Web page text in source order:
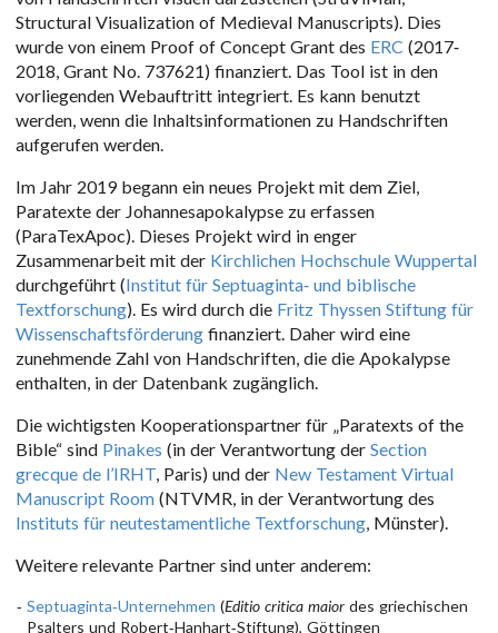
Structural Visualization of Medieval Manuscripts). Dies
wurde von einem Proof of Concept Grant des ERC (2017-
2018, Grant No. 737621) finanziert. Das Tool ist in den
vorliegenden Webauftritt integriert. Es kann benutzt
werden, wenn die Inhaltsinformationen zu Handschriften
aufgerufen werden.
Im Jahr 2019 begann ein neues Projekt mit dem Ziel,
Paratexte der Johannesapokalypse zu erfassen
(ParaTexApoc). Dieses Projekt wird in enger
Zusammenarbeit mit der Kirchlichen Hochschule Wuppertal
durchgeführt (Institut für Septuaginta- und biblische
Textforschung). Es wird durch die Fritz Thyssen Stiftung für
Wissenschaftsförderungfinanziert. Daher wird eine
zunehmende Zahl von Handschriften, die die Apokalypse
enthalten, in der Datenbank zugänglich.
Die wichtigsten Kooperationspartner für „Paratexts of the
Bible“ sind Pinakes (in der Verantwortung derSection
grecque de l’IRHT, Paris) und der New Testament Virtual
Manuscript Room(NTVMR, in der Verantwortung des
Instituts für neutestamentliche Textforschung, Münster).
Weitere relevante Partner sind unter anderem:
Septuaginta-Unternehmen (Editio critica maior des griechischen
Psalters und Robert-Hanhart-Stiftung), Göttingen